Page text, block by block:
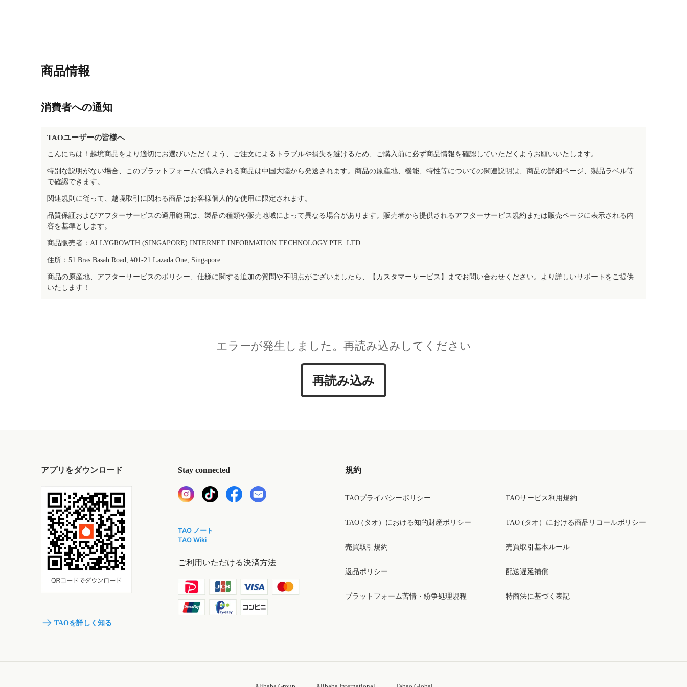
商品情報
消費者への通知
TAOユーザーの皆様へ
こんにちは！越境商品をより適切にお選びいただくよう、ご注文によるトラブルや損失を避けるため、ご購入前に必ず商品情報を確認していただくようお願いいたします。
特別な説明がない場合、このプラットフォームで購入される商品は中国大陸から発送されます。商品の原産地、機能、特性等についての関連説明は、商品の詳細ページ、製品ラベル等
で確認できます。
関連規則に従って、越境取引に関わる商品はお客様個人的な使用に限定されます。
品質保証およびアフターサービスの適用範囲は、製品の種類や販売地域によって異なる場合があります。販売者から提供されるアフターサービス規約または販売ページに表示される内
容を基準とします。
商品販売者：ALLYGROWTH (SINGAPORE) INTERNET INFORMATION TECHNOLOGY PTE. LTD.
住所：51 Bras Basah Road, #01-21 Lazada One, Singapore
商品の原産地、アフターサービスのポリシー、仕様に関する追加の質問や不明点がございましたら、【カスタマーサービス】までお問い合わせください。より詳しいサポートをご提供
いたします！
エラーが発生しました。再読み込みしてください
再読み込み
アプリをダウンロード
TAOを詳しく知る
Stay connected
TAO ノート
TAO Wiki
ご利用いただける決済方法
規約
TAOプライバシーポリシー
TAO (タオ）における知的財産ポリシー
売買取引規約
返品ポリシー
プラットフォーム苦情・紛争処理規程
TAOサービス利用規約
TAO (タオ）における商品リコールポリシー
売買取引基本ルール
配送遅延補償
特商法に基づく表記